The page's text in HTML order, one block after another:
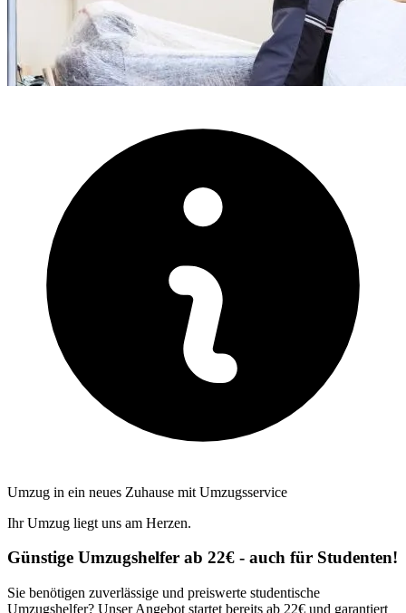
Umzug in ein neues Zuhause mit Umzugsservice
Ihr Umzug liegt uns am Herzen.
Günstige Umzugshelfer ab 22€ - auch für Studenten!
Sie benötigen zuverlässige und preiswerte studentische
Umzugshelfer? Unser Angebot startet bereits ab 22€ und garantiert